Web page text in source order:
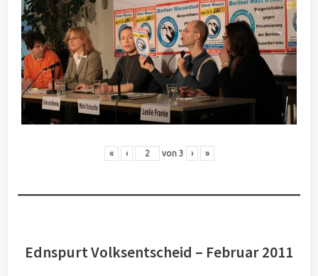
« ‹ von 3 › »
Ednspurt Volksentscheid – Februar 2011